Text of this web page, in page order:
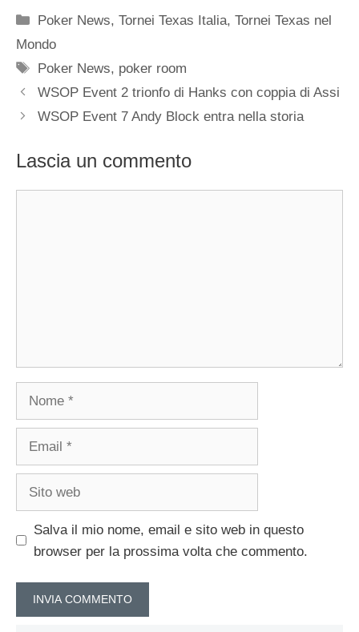
Categorie
Poker News,Tornei Texas Italia,Tornei Texas nel
Mondo
Tag
Poker News, poker room
WSOP Event 2 trionfo di Hanks con coppia di Assi
WSOP Event 7 Andy Block entra nella storia
Lascia un commento
Salva il mio nome, email e sito web in questo
browser per la prossima volta che commento.